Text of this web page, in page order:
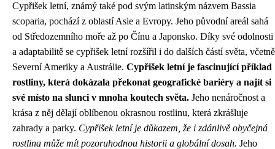
Cypřišek letní, známý také pod svým latinským názvem Bassia
scoparia, pochází z oblastí Asie a Evropy. Jeho původní areál sahá
od Středozemního moře až po Čínu a Japonsko. Díky své odolnosti
a adaptabilitě se cypřišek letní rozšířil i do dalších částí světa, včetně
Severní Ameriky a Austrálie. Cypřišek letní je fascinující příklad
rostliny, která dokázala překonat geografické bariéry a najít si
své místo na slunci v mnoha koutech světa. Jeho nenáročnost a
krása z něj dělají oblíbenou okrasnou rostlinu, která zkrášluje
zahrady a parky. Cypřišek letní je důkazem, že i zdánlivě obyčejná
rostlina může mít pozoruhodnou historii a globální dosah. Jeho